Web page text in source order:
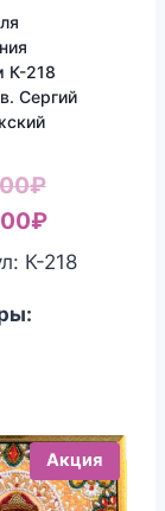
К-218
Сергий
₽
цена
₽Текущая
цена:
К-218
Акция